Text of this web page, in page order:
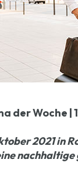
der Woche |
2021 in